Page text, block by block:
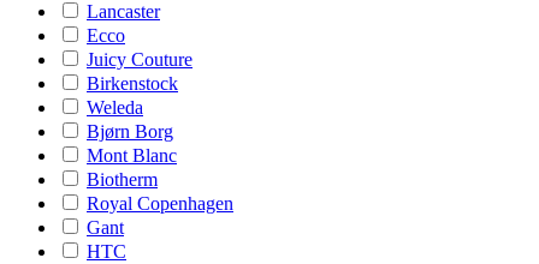
Lancaster
Ecco
Juicy Couture
Birkenstock
Weleda
Bjørn Borg
Mont Blanc
Biotherm
Royal Copenhagen
Gant
HTC